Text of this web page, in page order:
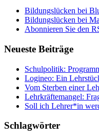
Bildungslücken bei
Bildungslücken bei
Abonnieren Sie den
Neueste Beiträge
Schulpolitik:
Logineo: Ein
Vom Sterben einer
Lehrkräftemangel:
Soll ich Lehrer*in
Schlagwörter